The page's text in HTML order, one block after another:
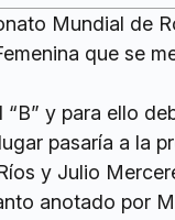
Mundial de
que se
y para ello
pasaría a la
y Julio
anotado por